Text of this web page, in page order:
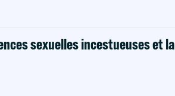
sexuelles incestueuses et la